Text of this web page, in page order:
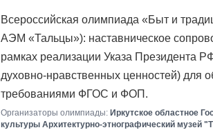
Всероссийская олимпиада «Быт и
АЭМ «Тальцы»): наставническое
рамках реализации Указа Президента
духовно-нравственных ценностей) для
требованиями ФГОС и ФОП.
Организаторы олимпиады: Иркутское областное
культуры Архитектурно-этнографический музей